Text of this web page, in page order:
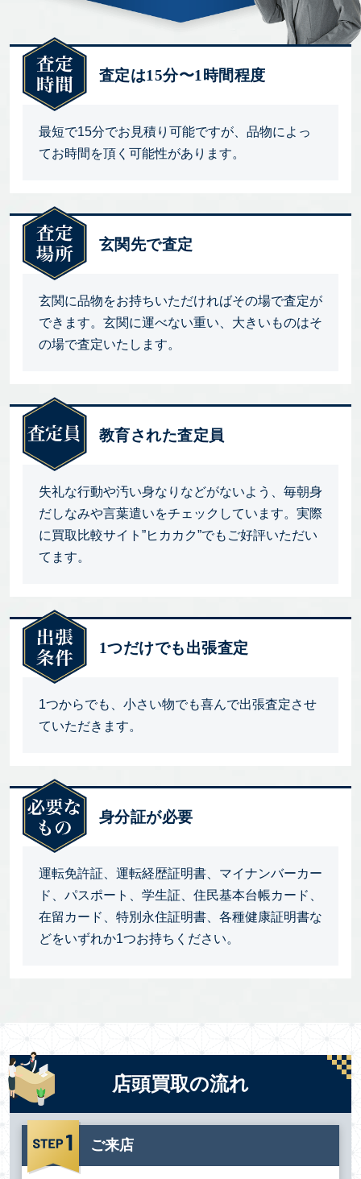
査定は15分〜1時間程度
最短で15分でお見積り可能ですが、品物によっ
てお時間を頂く可能性があります。
玄関先で査定
玄関に品物をお持ちいただければその場で査定が
できます。玄関に運べない重い、大きいものはそ
の場で査定いたします。
教育された査定員
失礼な行動や汚い身なりなどがないよう、毎朝身
だしなみや言葉遣いをチェックしています。実際
に買取比較サイト”ヒカカク”でもご好評いただい
てます。
1つだけでも出張査定
1つからでも、小さい物でも喜んで出張査定させ
ていただきます。
身分証が必要
運転免許証、運転経歴証明書、マイナンバーカー
ド、パスポート、学生証、住民基本台帳カード、
在留カード、特別永住証明書、各種健康証明書な
どをいずれか1つお持ちください。
店頭買取の流れ
ご来店